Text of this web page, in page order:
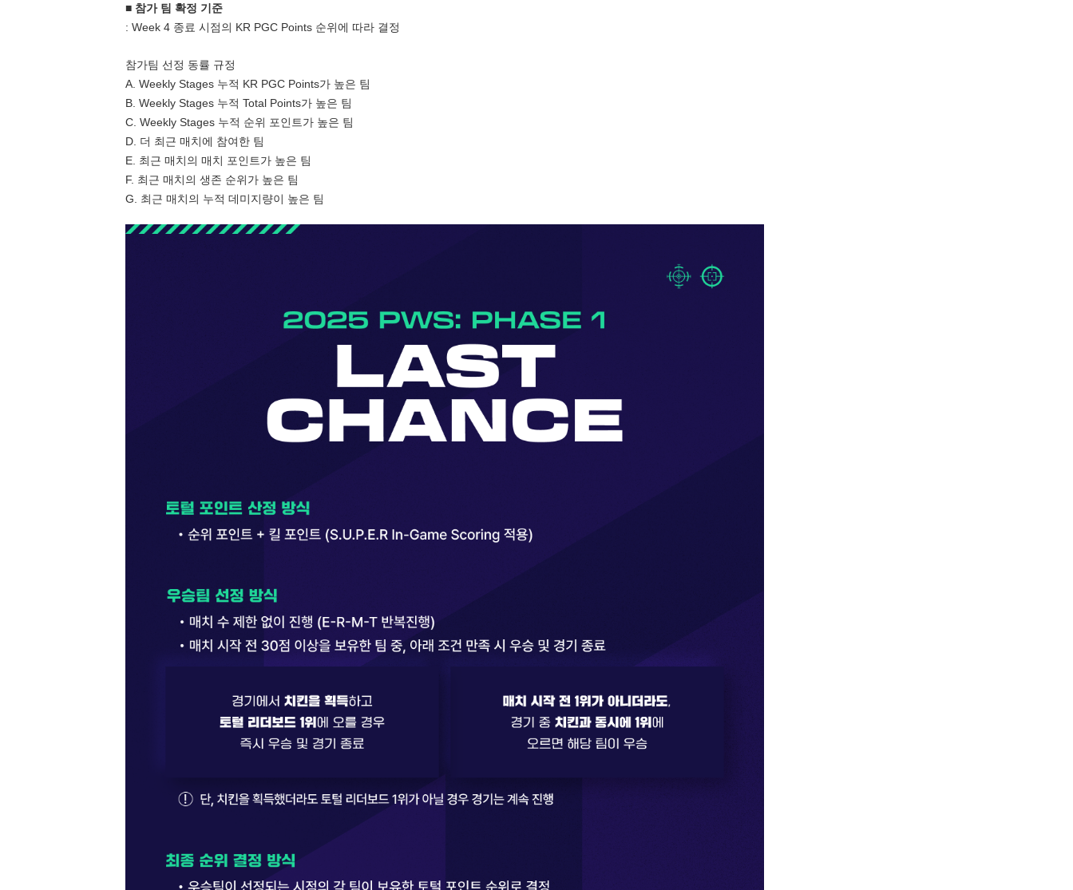
■ 참가 팀 확정 기준
: Week 4 종료 시점의 KR PGC Points 순위에 따라 결정
참가팀 선정 동률 규정
A. Weekly Stages 누적 KR PGC Points가 높은 팀
B. Weekly Stages 누적 Total Points가 높은 팀
C. Weekly Stages 누적 순위 포인트가 높은 팀
D. 더 최근 매치에 참여한 팀
E. 최근 매치의 매치 포인트가 높은 팀
F. 최근 매치의 생존 순위가 높은 팀
G. 최근 매치의 누적 데미지량이 높은 팀